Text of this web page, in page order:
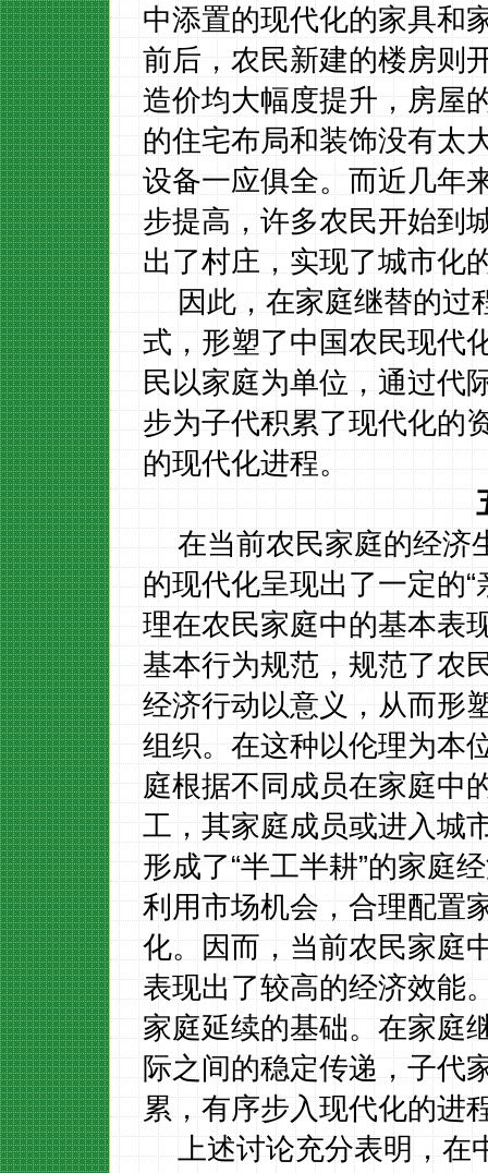
中添置的现代化的家具和
前后，农民新建的楼房则
造价均大幅度提升，房屋
的住宅布局和装饰没有太
设备一应俱全。而近几年
步提高，许多农民开始到
出了村庄，实现了城市化
因此，在家庭继替的过
式，形塑了中国农民现代
民以家庭为单位，通过代
步为子代积累了现代化的
的现代化进程。
在当前农民家庭的经济
的现代化呈现出了一定的
理在农民家庭中的基本表
基本行为规范，规范了农
经济行动以意义，从而形
组织。在这种以伦理为本
庭根据不同成员在家庭中
工，其家庭成员或进入城
形成了“半工半耕”的家庭
利用市场机会，合理配置
化。因而，当前农民家庭
表现出了较高的经济效能
家庭延续的基础。在家庭
际之间的稳定传递，子代
累，有序步入现代化的进
上述讨论充分表明，在